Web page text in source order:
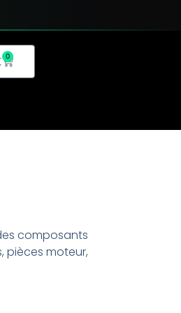
0
Panier
composants
pièces moteur,